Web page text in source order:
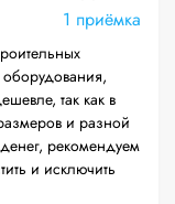
1 приёмка
оборудования,
так как в
и разной
рекомендуем
и исключить